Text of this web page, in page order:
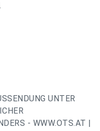
UNTER
- WWW.OTS.AT |